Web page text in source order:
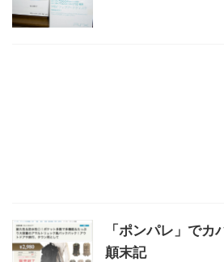
「ポンパレ」でカ
顛末記